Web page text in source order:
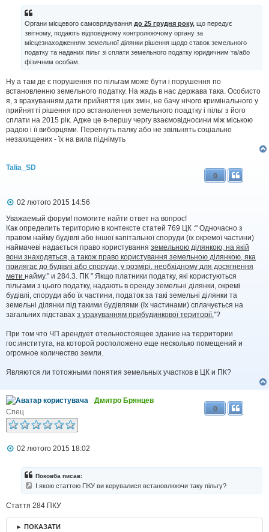
Органи місцевого самоврядування до 25 грудня року, що передує
звітному, подають відповідному контролюючому органу за
місцезнаходженням земельної ділянки рішення щодо ставок земельного
податку та наданих пільг зі сплати земельного податку юридичним та/або
фізичним особам.
Ну а там де є порушення по пільгам може бути і порушення по
встановленню земельного податку. На жадь в нас держава така. Особисто
я, з врахуванням дати прийняття цих змін, не бачу нічого кримінального у
прийнятті рішення про встанолення земельного поадтку і пільг з його
сплати на 2015 рік. Адже це в-першу чергу взаємовідносини між міською
радою і її виборцями. Перегнуть палку або не звільнять соціально
незахищених - їх на вила піднімуть
Talia_SD
0
П
в
і
д
о
м
л
е
н
н
я
02 лютого 2015 14:56
Уважаемый форум! помогите найти ответ на вопрос!
Как определить територию в контексте статей 769 ЦК :" Одночасно з
правом найму будівлі або іншої капітальної споруди (їх окремої частини)
наймачеві надається право користування земельною ділянкою, на якій
вони знаходяться, а також право користування земельною ділянкою, яка
прилягає до будівлі або споруди, у розмірі, необхідному для досягнення
мети найму." и 284.3. ПК " Якщо платники податку, які користуються
пільгами з цього податку, надають в оренду земельні ділянки, окремі
будівлі, споруди або їх частини, податок за такі земельні ділянки та
земельні ділянки під такими будівлями (їх частинами) сплачується на
загальних підставах з урахуванням прибудинкової території."?
При том что ЧП арендует отельностоящее здание на территории
гос.института, на которой росположено еще несколько помещений и
огромное количество земли.
Являются ли тотожными понятия земельных участков в ЦК и ПК?
Дмитро Брянцев
Спец
0
П
л
н
02 лютого 2015 18:02
Поковба писав:
І якою статтею ПКУ ви керувалися встановлюючи таку пільгу?
Стаття 284 ПКУ
► ПОКАЗАТИ